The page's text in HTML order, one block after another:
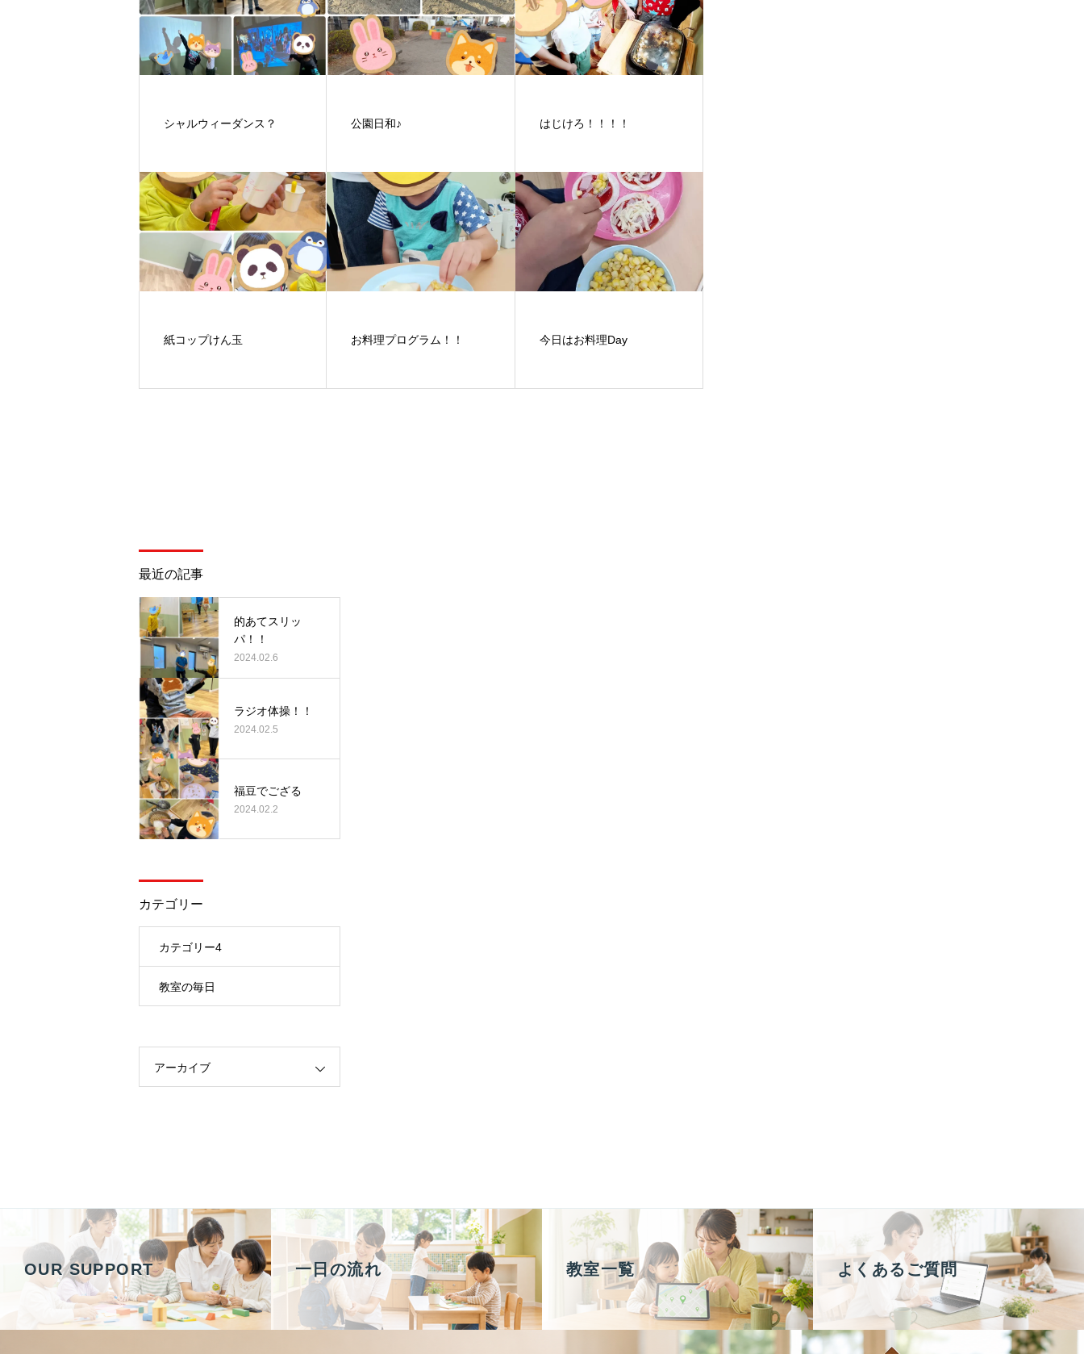
シャルウィーダンス？ 公園日和♪ はじけろ！！！！
紙コップけん玉 お料理プログラム！！ 今日はお料理Day
最近の記事
的あてスリッ
パ！！
2024.02.6
ラジオ体操！！
2024.02.5
福豆でござる
2024.02.2
カテゴリー
カテゴリー4
教室の毎日
アーカイブ
OUR SUPPORT 一日の流れ 教室一覧 よくあるご質問